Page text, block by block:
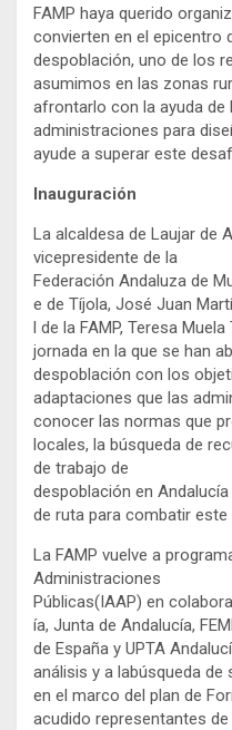
FAMP haya querido
convierten en el epicentro
despoblación, uno de los
asumimos en las zonas
afrontarlo con la ayuda de
administraciones para
ayude a superar este
Inauguración
La alcaldesa de Laujar de
vicepresidente de la
Federación Andaluza de
e de Tíjola, José Juan
l de la FAMP, Teresa
jornada en la que se han
despoblación con los
adaptaciones que las
conocer las normas que
locales, la búsqueda de
de trabajo de
despoblación en
de ruta para combatir
La FAMP vuelve a
Administraciones
Públicas(IAAP) en
ía, Junta de Andalucía,
de España y UPTA
análisis y a labúsqueda
en el marco del plan de
acudido representantes de